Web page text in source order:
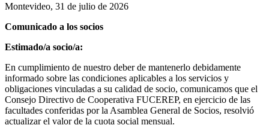
Montevideo, 31 de julio de 2026
Comunicado a los socios
Estimado/a socio/a:
En cumplimiento de nuestro deber de mantenerlo debidamente
informado sobre las condiciones aplicables a los servicios y
obligaciones vinculadas a su calidad de socio, comunicamos que el
Consejo Directivo de Cooperativa FUCEREP, en ejercicio de las
facultades conferidas por la Asamblea General de Socios, resolvió
actualizar el valor de la cuota social mensual.